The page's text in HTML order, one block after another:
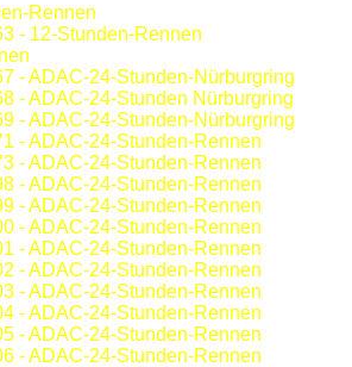
Rennen
- 12-Stunden-Rennen
- ADAC-24-Stunden-Nürburgring
- ADAC-24-Stunden Nürburgring
- ADAC-24-Stunden-Nürburgring
- ADAC-24-Stunden-Rennen
- ADAC-24-Stunden-Rennen
- ADAC-24-Stunden-Rennen
- ADAC-24-Stunden-Rennen
- ADAC-24-Stunden-Rennen
- ADAC-24-Stunden-Rennen
- ADAC-24-Stunden-Rennen
- ADAC-24-Stunden-Rennen
- ADAC-24-Stunden-Rennen
- ADAC-24-Stunden-Rennen
- ADAC-24-Stunden-Rennen